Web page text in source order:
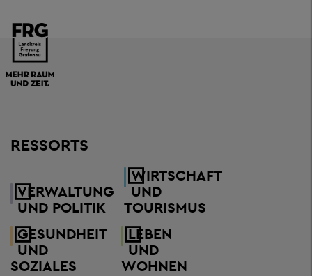
RESSORTS
VERWALTUNG
UND POLITIK
WIRTSCHAFT
UND
TOURISMUS
GESUNDHEIT
UND
SOZIALES
LEBEN
UND
WOHNEN